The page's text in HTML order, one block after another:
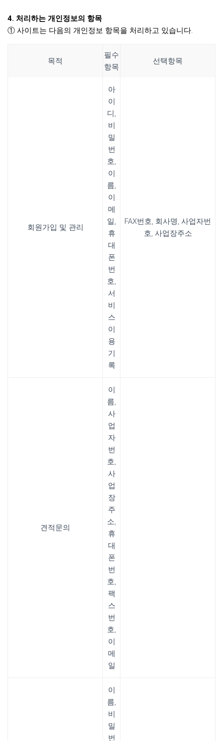
4. 처리하는 개인정보의 항목
① 사이트는 다음의 개인정보 항목을 처리하고 있습니다.
목적
필수
항목
선택항목
회원가입 및 관리
아
이
디,
비
밀
번
호,
이
름,
이
메
일,
휴
대
폰
번
호,
서
비
스
이
용
기
록
FAX번호, 회사명, 사업자번
호, 사업장주소
견적문의
이
름,
사
업
자
번
호,
사
업
장
주
소,
휴
대
폰
번
호,
팩
스
번
호,
이
메
일
이
름,
비
밀
번